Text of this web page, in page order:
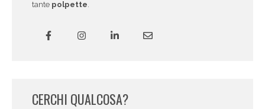
tante polpette.
CERCHI QUALCOSA?